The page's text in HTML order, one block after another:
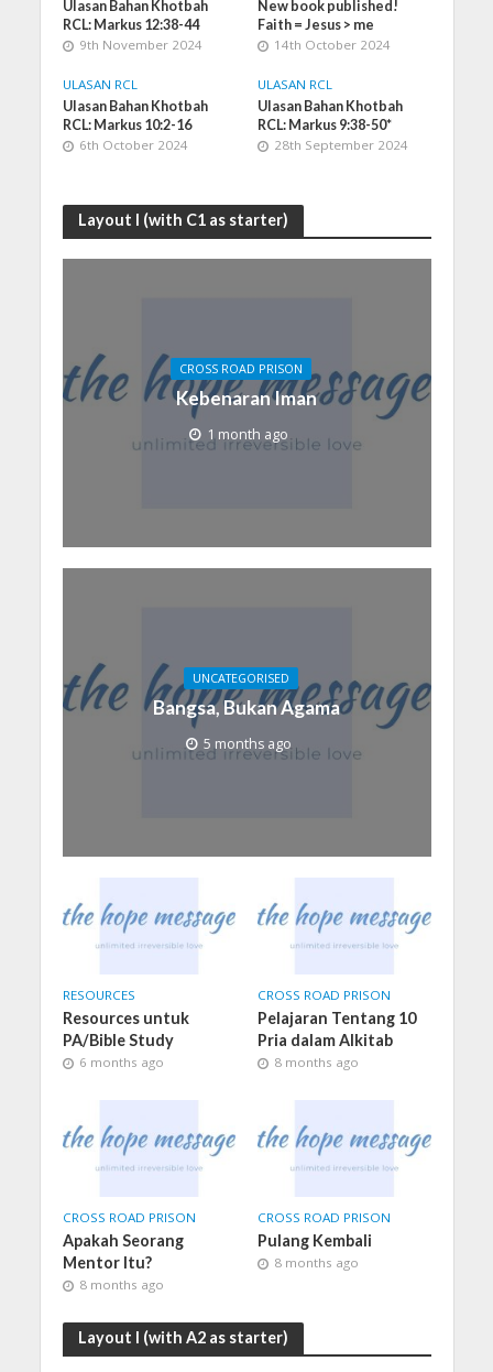
Ulasan Bahan Khotbah
RCL: Markus 12:38-44
9th November 2024
New book published!
Faith = Jesus > me
14th October 2024
ULASAN RCL
Ulasan Bahan Khotbah
RCL: Markus 10:2-16
6th October 2024
ULASAN RCL
Ulasan Bahan Khotbah
RCL: Markus 9:38-50*
28th September 2024
Layout I (with C1 as starter)
CROSS ROAD PRISON
Kebenaran Iman
1 month ago
UNCATEGORISED
Bangsa, Bukan Agama
5 months ago
RESOURCES
Resources untuk
PA/Bible Study
6 months ago
CROSS ROAD PRISON
Pelajaran Tentang 10
Pria dalam Alkitab
8 months ago
CROSS ROAD PRISON
Apakah Seorang
Mentor Itu?
8 months ago
CROSS ROAD PRISON
Pulang Kembali
8 months ago
Layout I (with A2 as starter)